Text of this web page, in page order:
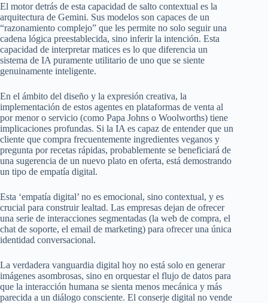
El motor detrás de esta capacidad de salto contextual es la
arquitectura de Gemini. Sus modelos son capaces de un
“razonamiento complejo” que les permite no solo seguir una
cadena lógica preestablecida, sino inferir la intención. Esta
capacidad de interpretar matices es lo que diferencia un
sistema de IA puramente utilitario de uno que se siente
genuinamente inteligente.
En el ámbito del diseño y la expresión creativa, la
implementación de estos agentes en plataformas de venta al
por menor o servicio (como Papa Johns o Woolworths) tiene
implicaciones profundas. Si la IA es capaz de entender que un
cliente que compra frecuentemente ingredientes veganos y
pregunta por recetas rápidas, probablemente se beneficiará de
una sugerencia de un nuevo plato en oferta, está demostrando
un tipo de empatía digital.
Esta ‘empatía digital’ no es emocional, sino contextual, y es
crucial para construir lealtad. Las empresas dejan de ofrecer
una serie de interacciones segmentadas (la web de compra, el
chat de soporte, el email de marketing) para ofrecer una única
identidad conversacional.
La verdadera vanguardia digital hoy no está solo en generar
imágenes asombrosas, sino en orquestar el flujo de datos para
que la interacción humana se sienta menos mecánica y más
parecida a un diálogo consciente. El conserje digital no vende